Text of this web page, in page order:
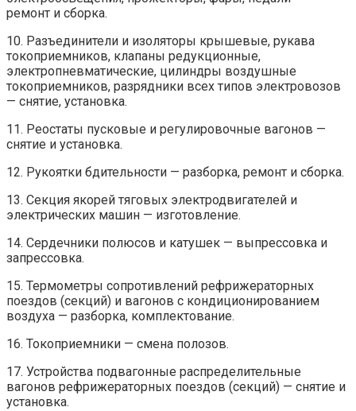
ремонт и сборка.
10. Разъединители и изоляторы крышевые, рукава
токоприемников, клапаны редукционные,
электропневматические, цилиндры воздушные
токоприемников, разрядники всех типов электровозов
— снятие, установка.
11. Реостаты пусковые и регулировочные вагонов —
снятие и установка.
12. Рукоятки бдительности — разборка, ремонт и сборка.
13. Секция якорей тяговых электродвигателей и
электрических машин — изготовление.
14. Сердечники полюсов и катушек — выпрессовка и
запрессовка.
15. Термометры сопротивлений рефрижераторных
поездов (секций) и вагонов с кондиционированием
воздуха — разборка, комплектование.
16. Токоприемники — смена полозов.
17. Устройства подвагонные распределительные
вагонов рефрижераторных поездов (секций) — снятие и
установка.